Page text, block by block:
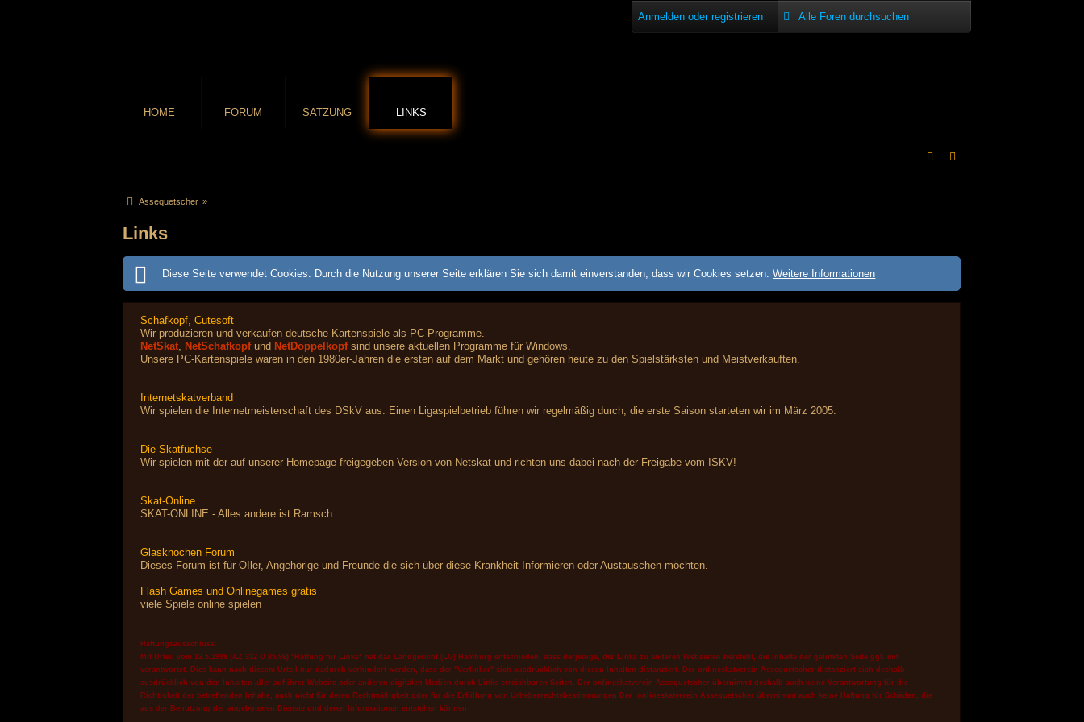
Anmelden oder registrieren
HOME FORUM SATZUNG LINKS
Assequetscher »
Links
Diese Seite verwendet Cookies. Durch die Nutzung unserer Seite erklären Sie sich damit einverstanden, dass wir Cookies setzen.Weitere Informationen
Schafkopf, Cutesoft
Wir produzieren und verkaufen deutsche Kartenspiele als PC-Programme.
NetSkat, NetSchafkopfund NetDoppelkopfsind unsere aktuellen Programme für Windows.
Unsere PC-Kartenspiele waren in den 1980er-Jahren die ersten auf dem Markt und gehören heute zu den Spielstärksten und Meistverkauften.
Internetskatverband
Wir spielen die Internetmeisterschaft des DSkV aus. Einen Ligaspielbetrieb führen wir regelmäßig durch, die erste Saison starteten wir im März 2005.
Die Skatfüchse
Wir spielen mit der auf unserer Homepage freigegeben Version von Netskat und richten uns dabei nach der Freigabe vom ISKV!
Skat-Online
SKAT-ONLINE - Alles andere ist Ramsch.
Glasknochen Forum
Dieses Forum ist für OIler, Angehörige und Freunde die sich über diese Krankheit Informieren oder Austauschen möchten.
Flash Games und Onlinegames gratis
viele Spiele online spielen
Haftungsausschluss:
Mit Urteil vom 12.5.1998 (AZ 312 O 85/98) "Haftung für Links" hat das Landgericht (LG) Hamburg entschieden, dass derjenige, der Links zu anderen Webseiten herstellt, die Inhalte der gelinkten Seite ggf. mit
verantwortet. Dies kann nach diesem Urteil nur dadurch verhindert werden, dass der "Verlinker" sich ausdrücklich von diesen Inhalten distanziert. Der onlineskatverein Assequetscher distanziert sich deshalb
ausdrücklich von den Inhalten aller auf ihrer Website oder anderen digitalen Medien durch Links erreichbaren Seiten. Deronlineskatverein Assequetscherübernimmt deshalb auch keine Verantwortung für die
Richtigkeit der betreffenden Inhalte, auch nicht für deren Rechtmäßigkeit oder für die Erfüllung von Urheberrechtsbestimmungen Deronlineskatverein Assequetscherübernimmt auch keine Haftung für Schäden, die
aus der Benutzung der angebotenen Dienste und deren Informationen entstehen können